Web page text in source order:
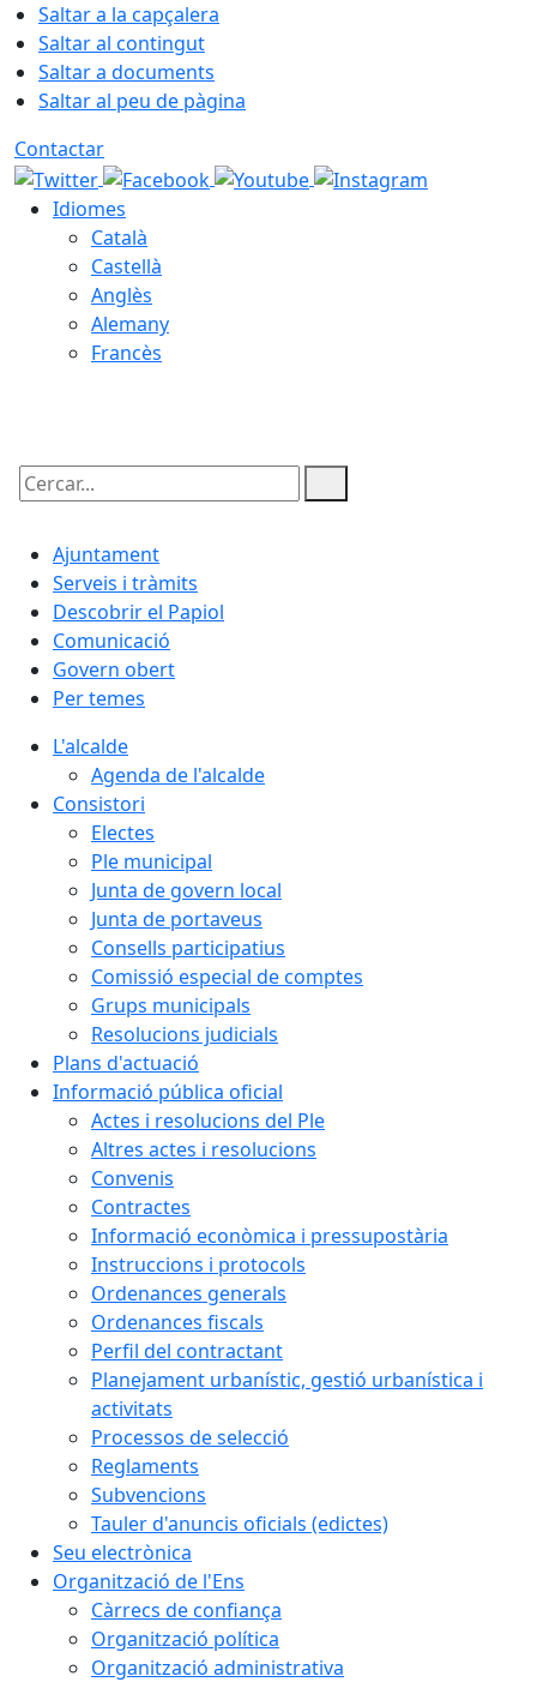
Saltar a la capçalera
Saltar al contingut
Saltar a documents
Saltar al peu de pàgina
Contactar
Idiomes
Català
Castellà
Anglès
Alemany
Francès
Cercar:
Ajuntament
Serveis i tràmits
Descobrir el Papiol
Comunicació
Govern obert
Per temes
L'alcalde
Agenda de l'alcalde
Consistori
Electes
Ple municipal
Junta de govern local
Junta de portaveus
Consells participatius
Comissió especial de comptes
Grups municipals
Resolucions judicials
Plans d'actuació
Informació pública oficial
Actes i resolucions del Ple
Altres actes i resolucions
Convenis
Contractes
Informació econòmica i pressupostària
Instruccions i protocols
Ordenances generals
Ordenances fiscals
Perfil del contractant
Planejament urbanístic, gestió urbanística i
activitats
Processos de selecció
Reglaments
Subvencions
Tauler d'anuncis oficials (edictes)
Seu electrònica
Organització de l'Ens
Càrrecs de confiança
Organització política
Organització administrativa